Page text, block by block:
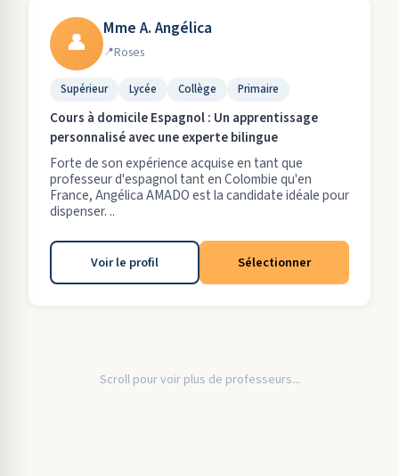
👤 Mme A. Angélica
Roses
Supérieur Lycée Collège Primaire
Cours à domicile Espagnol : Un apprentissage
personnalisé avec une experte bilingue
Forte de son expérience acquise en tant que
professeur d'espagnol tant en Colombie qu'en
France, Angélica AMADO est la candidate idéale pour
dispenser. ..
Voir le profil Sélectionner
Scroll pour voir plus de professeurs...